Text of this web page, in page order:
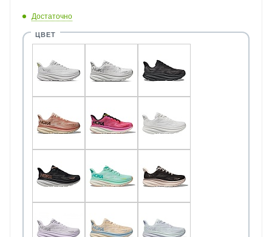
Достаточно